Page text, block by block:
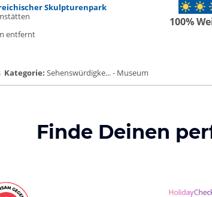
Skulpturenpark
entfernt
100%
Kategorie: Sehenswürdigke... - Museum
Finde Deinen